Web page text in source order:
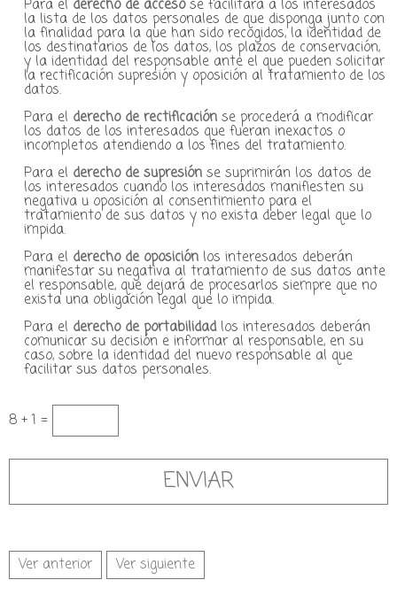
Para el derecho de accesose facilitará a los interesados
la lista de los datos personales de que disponga junto con
la finalidad para la que han sido recogidos, la identidad de
los destinatarios de los datos, los plazos de conservación,
y la identidad del responsable ante el que pueden solicitar
la rectificación supresión y oposición al tratamiento de los
datos.
Para el derecho de rectificaciónse procederá a modificar
los datos de los interesados que fueran inexactos o
incompletos atendiendo a los fines del tratamiento.
Para el derecho de supresiónse suprimirán los datos de
los interesados cuando los interesados manifiesten su
negativa u oposición al consentimiento para el
tratamiento de sus datos y no exista deber legal que lo
impida.
Para el derecho de oposiciónlos interesados deberán
manifestar su negativa al tratamiento de sus datos ante
el responsable, que dejará de procesarlos siempre que no
exista una obligación legal que lo impida.
Para el derecho de portabilidadlos interesados deberán
comunicar su decisión e informar al responsable, en su
caso, sobre la identidad del nuevo responsable al que
facilitar sus datos personales.
8 + 1 =
Ver anterior Ver siguiente